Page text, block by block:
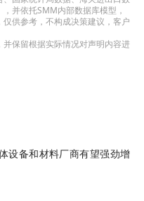
并依托SMM内部数据库模型，
供参考，不构成决策建议，客户
并保留根据实际情况对声明内容进
设备和材料厂商有望强劲增